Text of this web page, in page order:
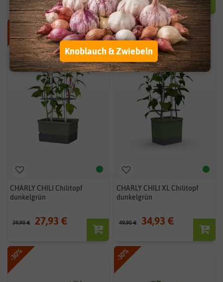
-30%
CHARLY CHILI Chilitopf
dunkelgrün
39,90 € 27,93 €
-30%
CHARLY CHILI XL Chilitopf
dunkelgrün
49,90 € 34,93 €
-30% -30%
Knoblauch & Zwiebeln